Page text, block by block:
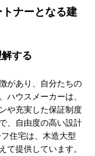
ナーとなる建
する
があり、自分たちの
ハウスメーカーは、
や充実した保証制度
、自由度の高い設計
住宅は、木造大型
て提供しています。